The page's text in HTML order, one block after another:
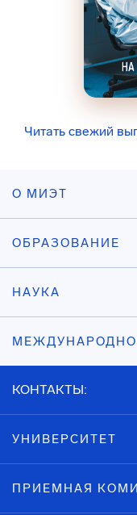
Читать свежий
О МИЭТ
ОБРАЗОВАНИЕ
НАУКА
КОНТАКТЫ:
УНИВЕРСИТЕТ
ПРИЕМНАЯ